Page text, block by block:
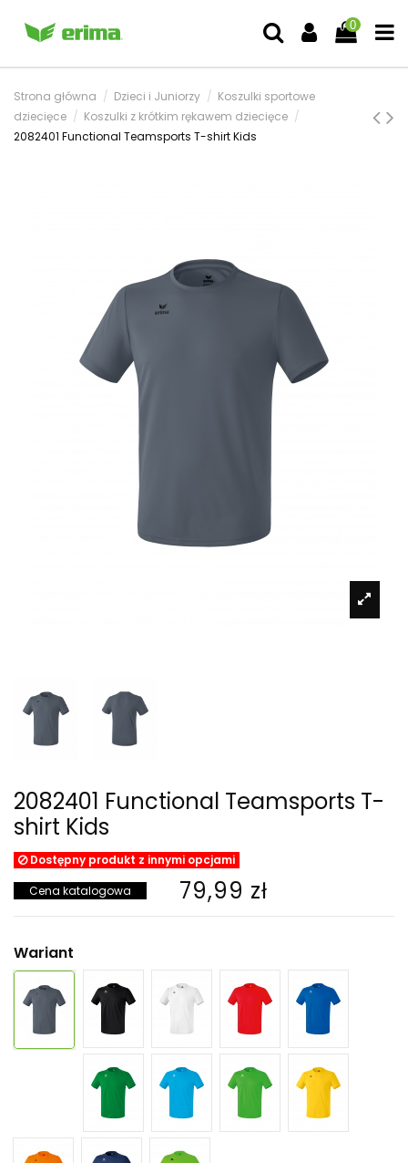
0
Strona główna Dzieci i Juniorzy
Koszulki sportowe
dziecięce
Koszulki z krótkim rękawem dziecięce
2082401 Functional Teamsports T-shirt Kids
2082401 Functional Teamsports T-
shirt Kids
Dostępny produkt z innymi opcjami
Cena katalogowa 79,99 zł
Wariant